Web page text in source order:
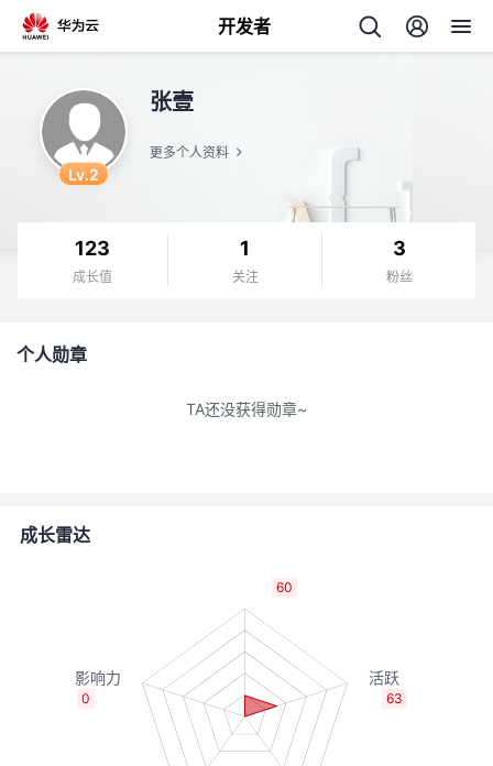
开发者
者
Lv.2
张壹
更多个人资料
123
成长值
1
关注
3
粉丝
个人勋章
TA还没获得勋章~
成长雷达
60
63
0